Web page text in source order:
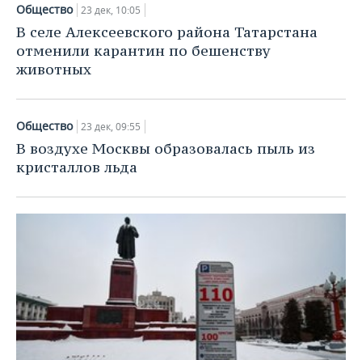
Общество 23 дек, 10:05
В селе Алексеевского района Татарстана
отменили карантин по бешенству
животных
Общество 23 дек, 09:55
В воздухе Москвы образовалась пыль из
кристаллов льда